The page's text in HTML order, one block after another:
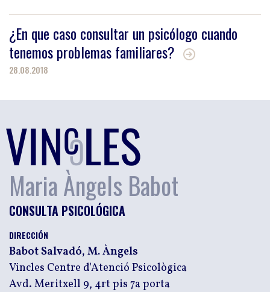
¿En que caso consultar un psicólogo cuando
tenemos problemas familiares?
28.08.2018
Maria Àngels Babot
CONSULTA PSICOLÓGICA
DIRECCIÓN
Babot Salvadó, M. Àngels
Vincles Centre d'Atenció Psicològica
Avd. Meritxell 9, 4rt pis 7a porta